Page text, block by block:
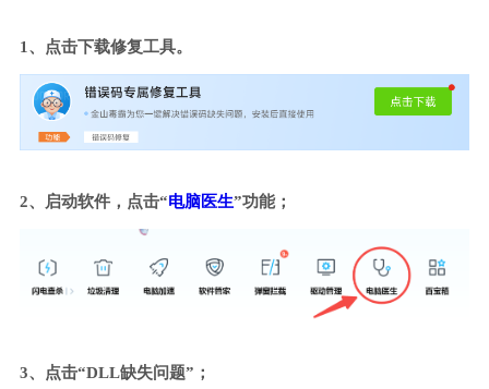
1、点击下载修复工具。
2、启动软件，点击“电脑医生”功能；
3、点击“DLL缺失问题”；